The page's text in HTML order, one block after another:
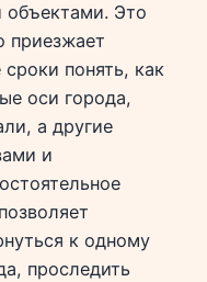
объектами. Это
приезжает
понять, как
оси города,
а другие
и
к одному
проследить